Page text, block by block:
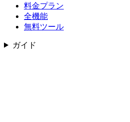
料金プラン
全機能
無料ツール
ガイド